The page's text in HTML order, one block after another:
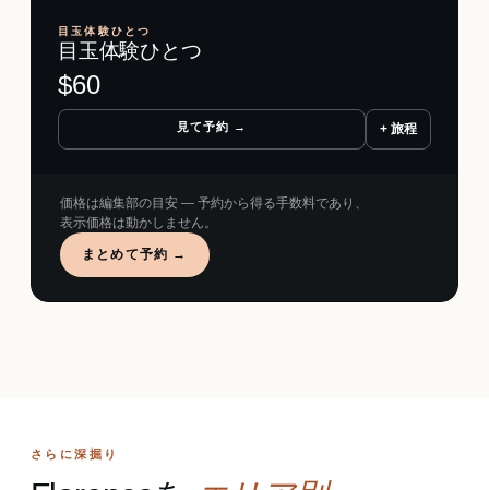
目玉体験ひとつ
目玉体験ひとつ
$60
見て予約 → + 旅程
価格は編集部の目安 ― 予約から得る手数料であり、
表示価格は動かしません。
まとめて予約 →
さらに深掘り